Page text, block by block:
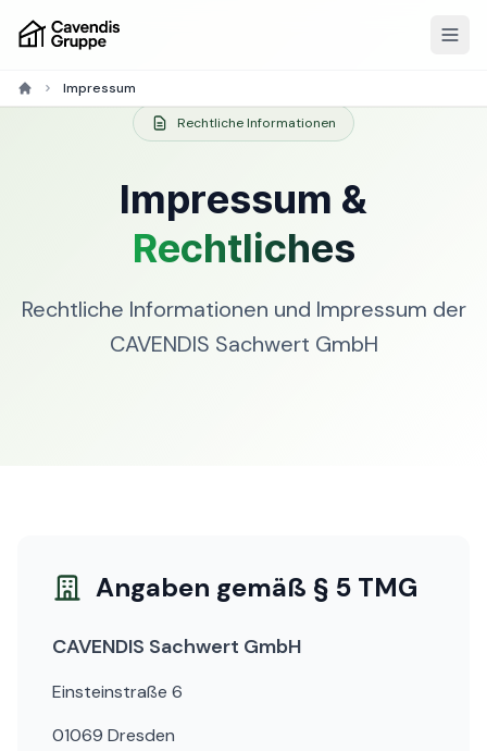
Impressum
Rechtliche Informationen
Impressum &
Rechtliches
Rechtliche Informationen und Impressum der
CAVENDIS Sachwert GmbH
Angaben gemäß § 5 TMG
CAVENDIS Sachwert GmbH
Einsteinstraße 6
01069 Dresden